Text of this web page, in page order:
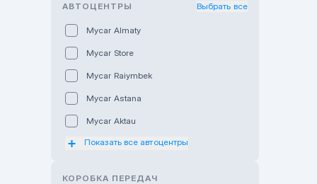
АВТОЦЕНТРЫ Выбрать все
Mycar Almaty
Mycar Store
Mycar Raiymbek
Mycar Astana
Mycar Aktau
Mycar Uralsk
Показать все автоцентры
КОРОБКА ПЕРЕДАЧ